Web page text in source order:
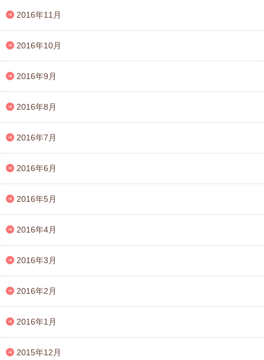
2016年11月
2016年10月
2016年9月
2016年8月
2016年7月
2016年6月
2016年5月
2016年4月
2016年3月
2016年2月
2016年1月
2015年12月